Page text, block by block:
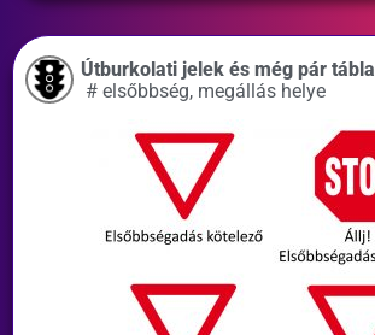
Útburkolati jelek és még pár tábla
# elsőbbség, megállás helye